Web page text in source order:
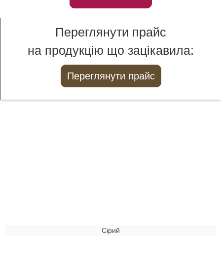
Переглянути прайс
на продукцію що зацікавила:
Переглянути прайс
Сірий